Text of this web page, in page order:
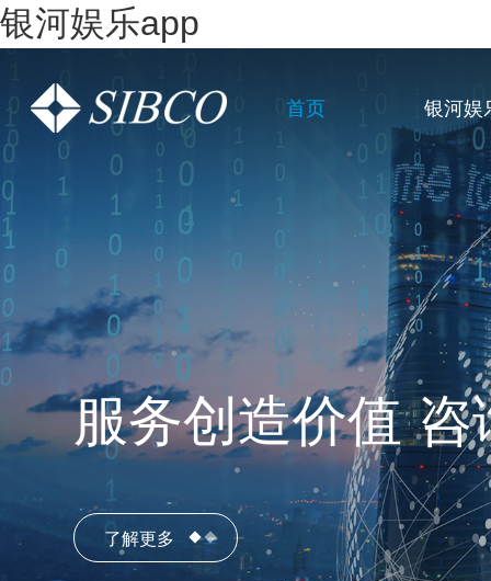
银河娱乐app
首页 银河娱
服务创造价值
一站式全链条企
了解更多